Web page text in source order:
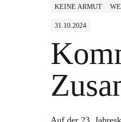
KEINE ARMUT
31.10.2024
Auf der 23.